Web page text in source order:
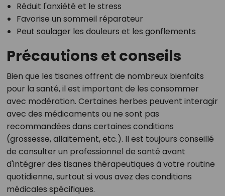
Réduit l'anxiété et le stress
Favorise un sommeil réparateur
Peut soulager les douleurs et les gonflements
Précautions et conseils
Bien que les tisanes offrent de nombreux bienfaits
pour la santé, il est important de les consommer
avec modération. Certaines herbes peuvent interagir
avec des médicaments ou ne sont pas
recommandées dans certaines conditions
(grossesse, allaitement, etc.). Il est toujours conseillé
de consulter un professionnel de santé avant
d'intégrer des tisanes thérapeutiques à votre routine
quotidienne, surtout si vous avez des conditions
médicales spécifiques.